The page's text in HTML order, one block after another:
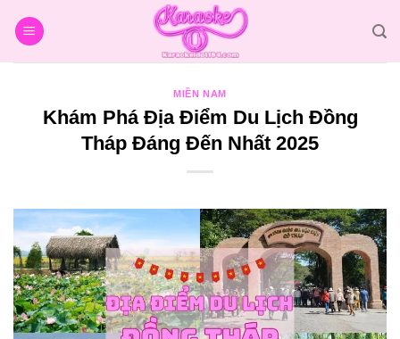
qua
MIỀN NAM
Khám Phá Địa Điểm Du Lịch Đồng
Tháp Đáng Đến Nhất 2025